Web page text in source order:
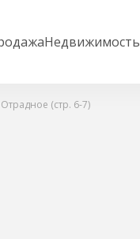
Недвижимость
(стр. 6-7)